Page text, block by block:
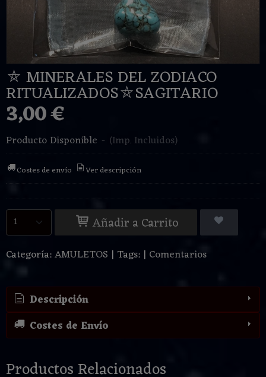
⛤ MINERALES DEL ZODIACO
RITUALIZADOS⛤SAGITARIO
3,00 €
Producto Disponible - (Imp. Incluidos)
Costes de envío Ver descripción
Añadir a Carrito
Categoría:AMULETOS | Tags: | Comentarios
Descripción
Costes de Envío
Productos Relacionados